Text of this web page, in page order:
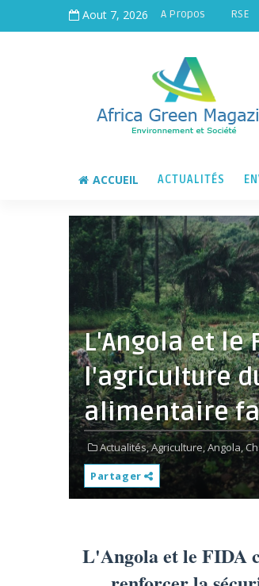
Aout 7, 2026 A Propos RSE
ACCUEIL ACTUALITÉS
L'Angola et le
l'agriculture
alimentaire
Actualités,Agriculture,Angola,
Partager
L'Angola et le FIDA